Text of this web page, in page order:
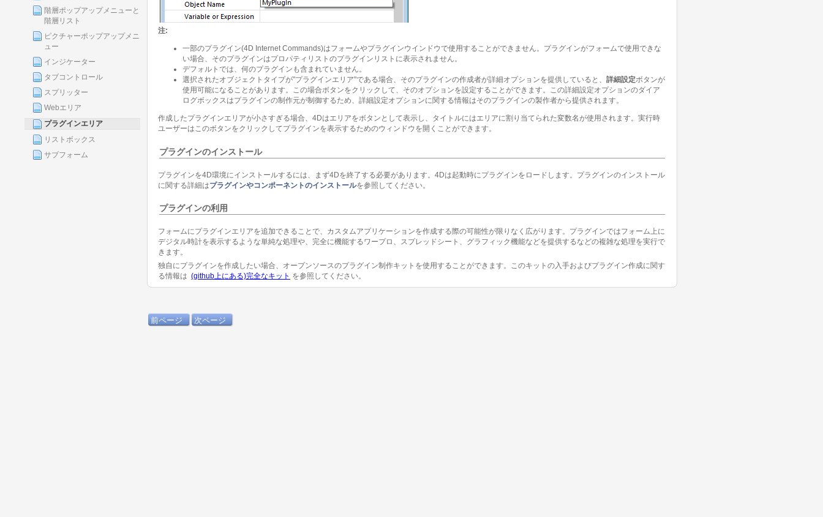
階層ポップアップメニューと
階層リスト
ピクチャーポップアップメニ
ュー
インジケーター
タブコントロール
スプリッター
Webエリア
プラグインエリア
リストボックス
サブフォーム
注:
一部のプラグイン(4D Internet Commands)はフォームやプラグインウインドウで使用することができません。プラグインがフォームで使用できな
い場合、そのプラグインはプロパティリストのプラグインリストに表示されません。
デフォルトでは、何のプラグインも含まれていません。
選択されたオブジェクトタイプが"プラグインエリア"である場合、そのプラグインの作成者が詳細オプションを提供していると、 詳細設定ボタンが
使用可能になることがあります。この場合ボタンをクリックして、そのオプションを設定することができます。この詳細設定オプションのダイア
ログボックスはプラグインの制作元が制御するため、詳細設定オプションに関する情報はそのプラグインの製作者から提供されます。
作成したプラグインエリアが小さすぎる場合、4Dはエリアをボタンとして表示し、タイトルにはエリアに割り当てられた変数名が使用されます。実行時
ユーザーはこのボタンをクリックしてプラグインを表示するためのウィンドウを開くことができます。
プラグインのインストール
プラグインを4D環境にインストールするには、まず4Dを終了する必要があります。4Dは起動時にプラグインをロードします。プラグインのインストール
に関する詳細はプラグインやコンポーネントのインストールを参照してください。
プラグインの利用
フォームにプラグインエリアを追加できることで、カスタムアプリケーションを作成する際の可能性が限りなく広がります。プラグインではフォーム上に
デジタル時計を表示するような単純な処理や、完全に機能するワープロ、スプレッドシート、グラフィック機能などを提供するなどの複雑な処理を実行で
きます。
独自にプラグインを作成したい場合、オープンソースのプラグイン制作キットを使用することができます。このキットの入手およびプラグイン作成に関す
る情報は (github上にある)完全なキット を参照してください。
前ページ 次ページ